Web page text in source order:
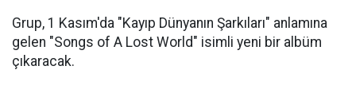
Grup, 1 Kasım'da "Kayıp Dünyanın Şarkıları" anlamına
gelen "Songs of A Lost World" isimli yeni bir albüm
çıkaracak.